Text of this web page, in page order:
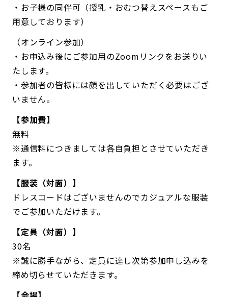
・お子様の同伴可（授乳・おむつ替えスペースもご
用意しております）
（オンライン参加）
・ お申込み後にご参加用のZoomリンクをお送りい
たします。
・参加者の皆様には顔を出していただく必要はござ
いません。
【参加費】
無料
※通信料につきましては各自負担とさせていただき
ます。
【服装（対面）】
ドレスコードはございませんのでカジュアルな服装
でご参加いただけます。
【定員（対面）】
30名
※誠に勝手ながら、定員に達し次第参加申し込みを
締め切らせていただきます。